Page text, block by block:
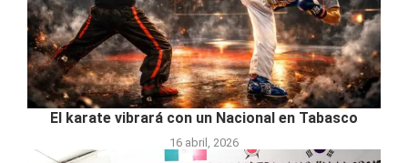
El karate vibrará con un Nacional en Tabasco
16 abril, 2026